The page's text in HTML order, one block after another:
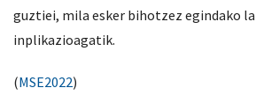
guztiei, mila esker bihotzez egindako
inplikazioagatik.
(MSE2022)